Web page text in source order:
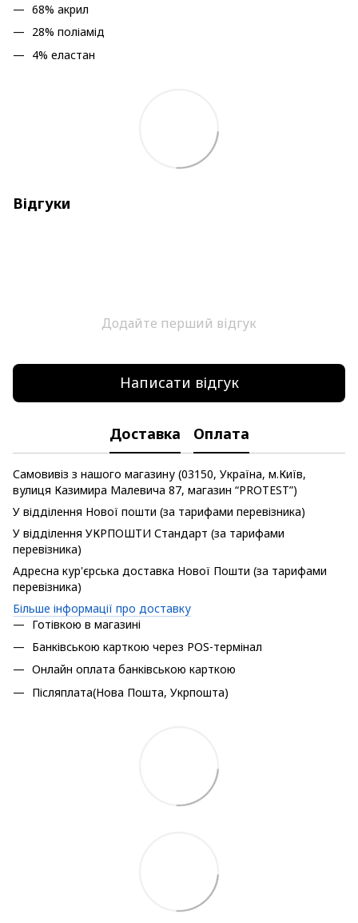
68% акрил
28% поліамід
4% еластан
Відгуки
Додайте перший відгук
Написати відгук
Доставка Оплата
Самовивіз з нашого магазину (03150, Україна, м.Київ,
вулиця Казимира Малевича 87, магазин “PROTEST”)
У відділення Нової пошти (за тарифами перевізника)
У відділення УКРПОШТИ Стандарт (за тарифами
перевізника)
Адресна кур'єрська доставка Нової Пошти (за тарифами
перевізника)
Більше інформації про доставку
Готівкою в магазині
Банківською карткою через POS-термінал
Онлайн оплата банківською карткою
Післяплата(Нова Пошта, Укрпошта)